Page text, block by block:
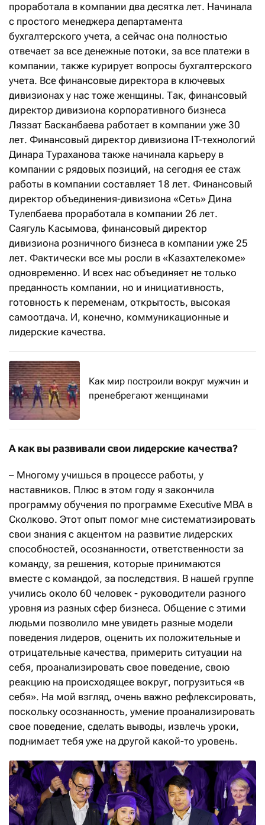
проработала в компании два десятка лет. Начинала
с простого менеджера департамента
бухгалтерского учета, а сейчас она полностью
отвечает за все денежные потоки, за все платежи в
компании, также курирует вопросы бухгалтерского
учета. Все финансовые директора в ключевых
дивизионах у нас тоже женщины. Так, финансовый
директор дивизиона корпоративного бизнеса
Ляззат Басканбаева работает в компании уже 30
лет. Финансовый директор дивизиона IT-технологий
Динара Тураханова также начинала карьеру в
компании с рядовых позиций, на сегодня ее стаж
работы в компании составляет 18 лет. Финансовый
директор объединения-дивизиона «Сеть» Дина
Тулепбаева проработала в компании 26 лет.
Саягуль Касымова, финансовый директор
дивизиона розничного бизнеса в компании уже 25
лет. Фактически все мы росли в «Казахтелекоме»
одновременно. И всех нас объединяет не только
преданность компании, но и инициативность,
готовность к переменам, открытость, высокая
самоотдача. И, конечно, коммуникационные и
лидерские качества.
Как мир построили вокруг мужчин и
пренебрегают женщинами
А как вы развивали свои лидерские качества?
– Многому учишься в процессе работы, у
наставников. Плюс в этом году я закончила
программу обучения по программе Executive МВА в
Сколково. Этот опыт помог мне систематизировать
свои знания с акцентом на развитие лидерских
способностей, осознанности, ответственности за
команду, за решения, которые принимаются
вместе с командой, за последствия. В нашей группе
учились около 60 человек - руководители разного
уровня из разных сфер бизнеса. Общение с этими
людьми позволило мне увидеть разные модели
поведения лидеров, оценить их положительные и
отрицательные качества, примерить ситуации на
себя, проанализировать свое поведение, свою
реакцию на происходящее вокруг, погрузиться «в
себя». На мой взгляд, очень важно рефлексировать,
поскольку осознанность, умение проанализировать
свое поведение, сделать выводы, извлечь уроки,
поднимает тебя уже на другой какой-то уровень.